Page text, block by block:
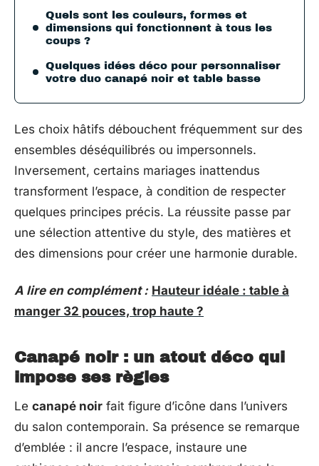
Quels sont les couleurs, formes et
dimensions qui fonctionnent à tous les
coups ?
Quelques idées déco pour personnaliser
votre duo canapé noir et table basse
Les choix hâtifs débouchent fréquemment sur des
ensembles déséquilibrés ou impersonnels.
Inversement, certains mariages inattendus
transforment l’espace, à condition de respecter
quelques principes précis. La réussite passe par
une sélection attentive du style, des matières et
des dimensions pour créer une harmonie durable.
A lire en complément : Hauteur idéale : table à
manger 32 pouces, trop haute ?
Canapé noir : un atout déco qui
impose ses règles
Le canapé noir fait figure d’icône dans l’univers
du salon contemporain. Sa présence se remarque
d’emblée : il ancre l’espace, instaure une